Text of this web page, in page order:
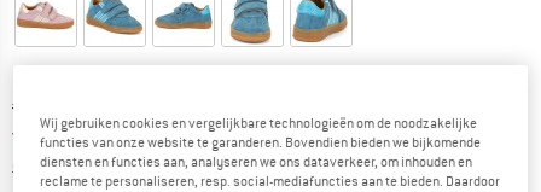
Oorspronkelijke prijs :
€Prijs:
vanaf€67,46 incl. BTW
excl. VerzendkostenInformatie over de verzendkosten. Opent in een
Wij gebruiken cookies en vergelijkbare technologieën om de noodzakelijke
functies van onze website te garanderen. Bovendien bieden we bijkomende
diensten en functies aan, analyseren we ons dataverkeer, om inhouden en
reclame te personaliseren, resp. social-mediafuncties aan te bieden. Daardoor